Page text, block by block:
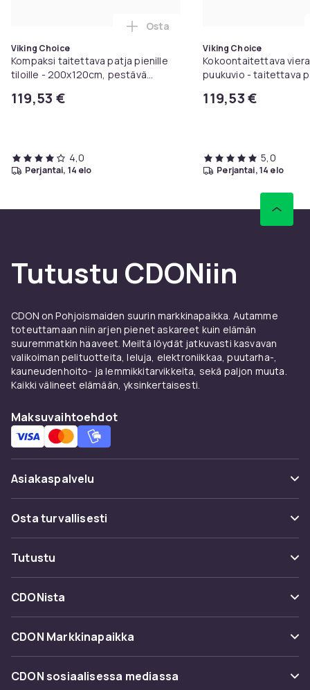
Viking Choice
Kompaksi taitettava patja pienille
tiloille - 200x120cm, pestävä
119,53 €
Lisää Kompaksi taitettava
Osta
4,0
perjantai, 14 elo
Viking Choice
Kokoontaitettava
puukuvio - taitettava
119,53 €
5,0
perjantai, 14 elo
Tutustu CDONiin
CDON on Pohjoismaiden suurin markkinapaikka. Autamme
toteuttamaan niin arjen pienet askareet kuin elämän
suuremmatkin haaveet. Meiltä löydät jatkuvasti kasvavan
valikoiman pelituotteita, leluja, elektroniikkaa, puutarha-,
kauneudenhoito- ja lemmikkitarvikkeita, sekä paljon muuta.
Kaikki välineet elämään, yksinkertaisesti.
Maksuvaihtoehdot
Asiakaspalvelu
Usein kysyttyä (UKK)
Seuraa pakettia
Ota yhteyttä
Osta turvallisesti
Maksuvaihtoehdot
Toimitus
Takaisinvedot
Tutustu
Kategoriat
Tuotemerkit
CDONista
Tietoa meistä
Asiakasarvionnit
CDON Markkinapaikka
Merchant Help Center
CDON sosiaalisessa mediassa